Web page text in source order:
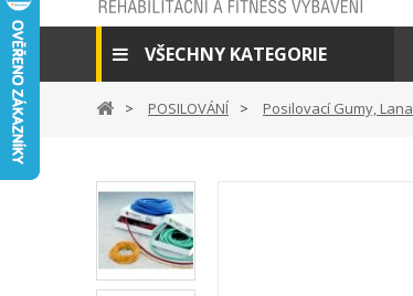
VŠECHNY KATEGORIE
POSILOVÁNÍ Posilovací Gumy, Lana